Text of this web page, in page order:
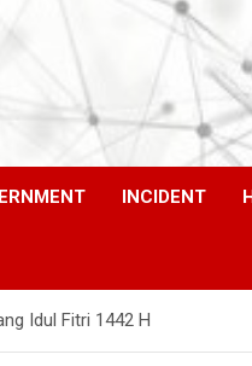
INCIDENT
Idul Fitri 1442 H